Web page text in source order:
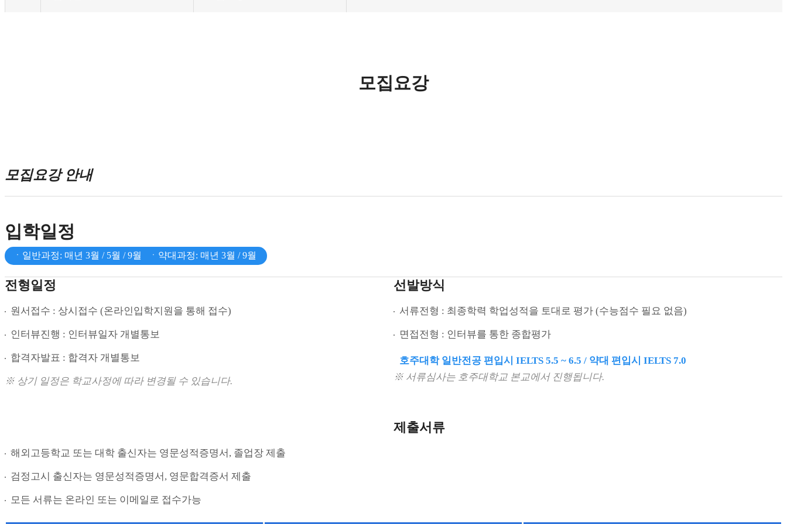
모집요강
모집요강 안내
입학일정
ㆍ일반과정: 매년 3월 / 5월 / 9월 ㆍ약대과정: 매년 3월 / 9월
전형일정
원서접수 : 상시접수 (온라인입학지원을 통해 접수)
인터뷰진행 : 인터뷰일자 개별통보
합격자발표 : 합격자 개별통보
※ 상기 일정은 학교사정에 따라 변경될 수 있습니다.
선발방식
서류전형 : 최종학력 학업성적을 토대로 평가 (수능점수 필요 없음)
면접전형 : 인터뷰를 통한 종합평가
호주대학 일반전공 편입시 IELTS 5.5 ~ 6.5 / 약대 편입시 IELTS 7.0
※ 서류심사는 호주대학교 본교에서 진행됩니다.
제출서류
해외고등학교 또는 대학 출신자는 영문성적증명서, 졸업장 제출
검정고시 출신자는 영문성적증명서, 영문합격증서 제출
모든 서류는 온라인 또는 이메일로 접수가능